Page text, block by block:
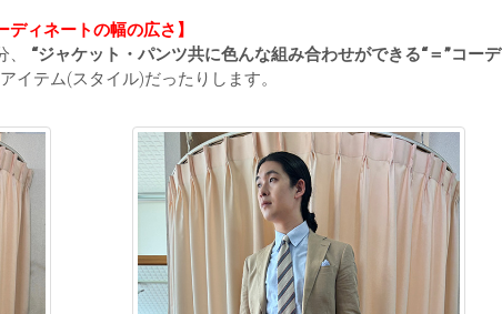
ディネートの幅の広さ】
“ジャケット・パンツ共に色んな組み合わせができる“＝”コーデ
イテム(スタイル)だったりします。